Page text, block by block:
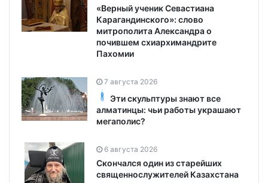
«Верный ученик Севастиана
Карагандинского»: слово
митрополита Александра о
почившем схиархимандрите
Пахомии
7 августа 2026
Эти скульптуры знают все
алматинцы: чьи работы украшают
мегаполис?
6 августа 2026
Скончался один из старейших
священнослужителей Казахстана